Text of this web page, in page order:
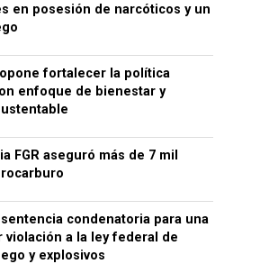
en posesión de narcóticos y un
fortalecer la política
enfoque de bienestar y
FGR aseguró más de 7 mil
sentencia condenatoria para una
violación a la ley federal de
y explosivos